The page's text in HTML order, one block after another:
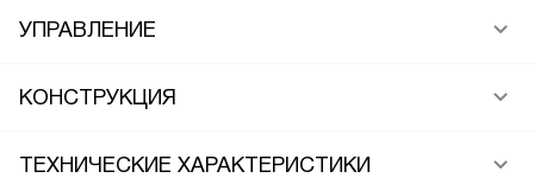
УПРАВЛЕНИЕ
КОНСТРУКЦИЯ
ТЕХНИЧЕСКИЕ ХАРАКТЕРИСТИКИ